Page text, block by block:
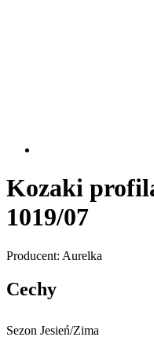
Kozaki
1019/07
Producent: Aurelka
Cechy
Sezon Jesień/Zima